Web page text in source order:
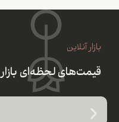
بازار آنلاین
قیمت‌های لحظه‌ای بازار